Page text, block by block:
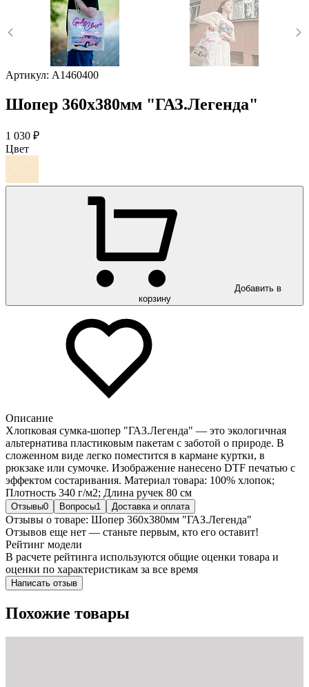
Артикул: A1460400
Шопер 360х380мм "ГАЗ.Легенда"
1 030 ₽
Цвет
Добавить в
корзину
Описание
Хлопковая сумка-шопер "ГАЗ.Легенда" — это экологичная
альтернатива пластиковым пакетам с заботой о природе. В
сложенном виде легко поместится в кармане куртки, в
рюкзаке или сумочке. Изображение нанесено DTF печатью с
эффектом состаривания. Материал товара: 100% хлопок;
Плотность 340 г/м2; Длина ручек 80 см
Отзывы0 Вопросы1 Доставка и оплата
Отзывы о товаре: Шопер 360х380мм "ГАЗ.Легенда"
Отзывов еще нет — станьте первым, кто его оставит!
Рейтинг модели
В расчете рейтинга используются общие оценки товара и
оценки по характеристикам за все время
Написать отзыв
Похожие товары